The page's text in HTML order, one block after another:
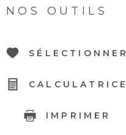
NOS OUTILS
SÉLECTIONNER
CALCULATRICE
IMPRIMER